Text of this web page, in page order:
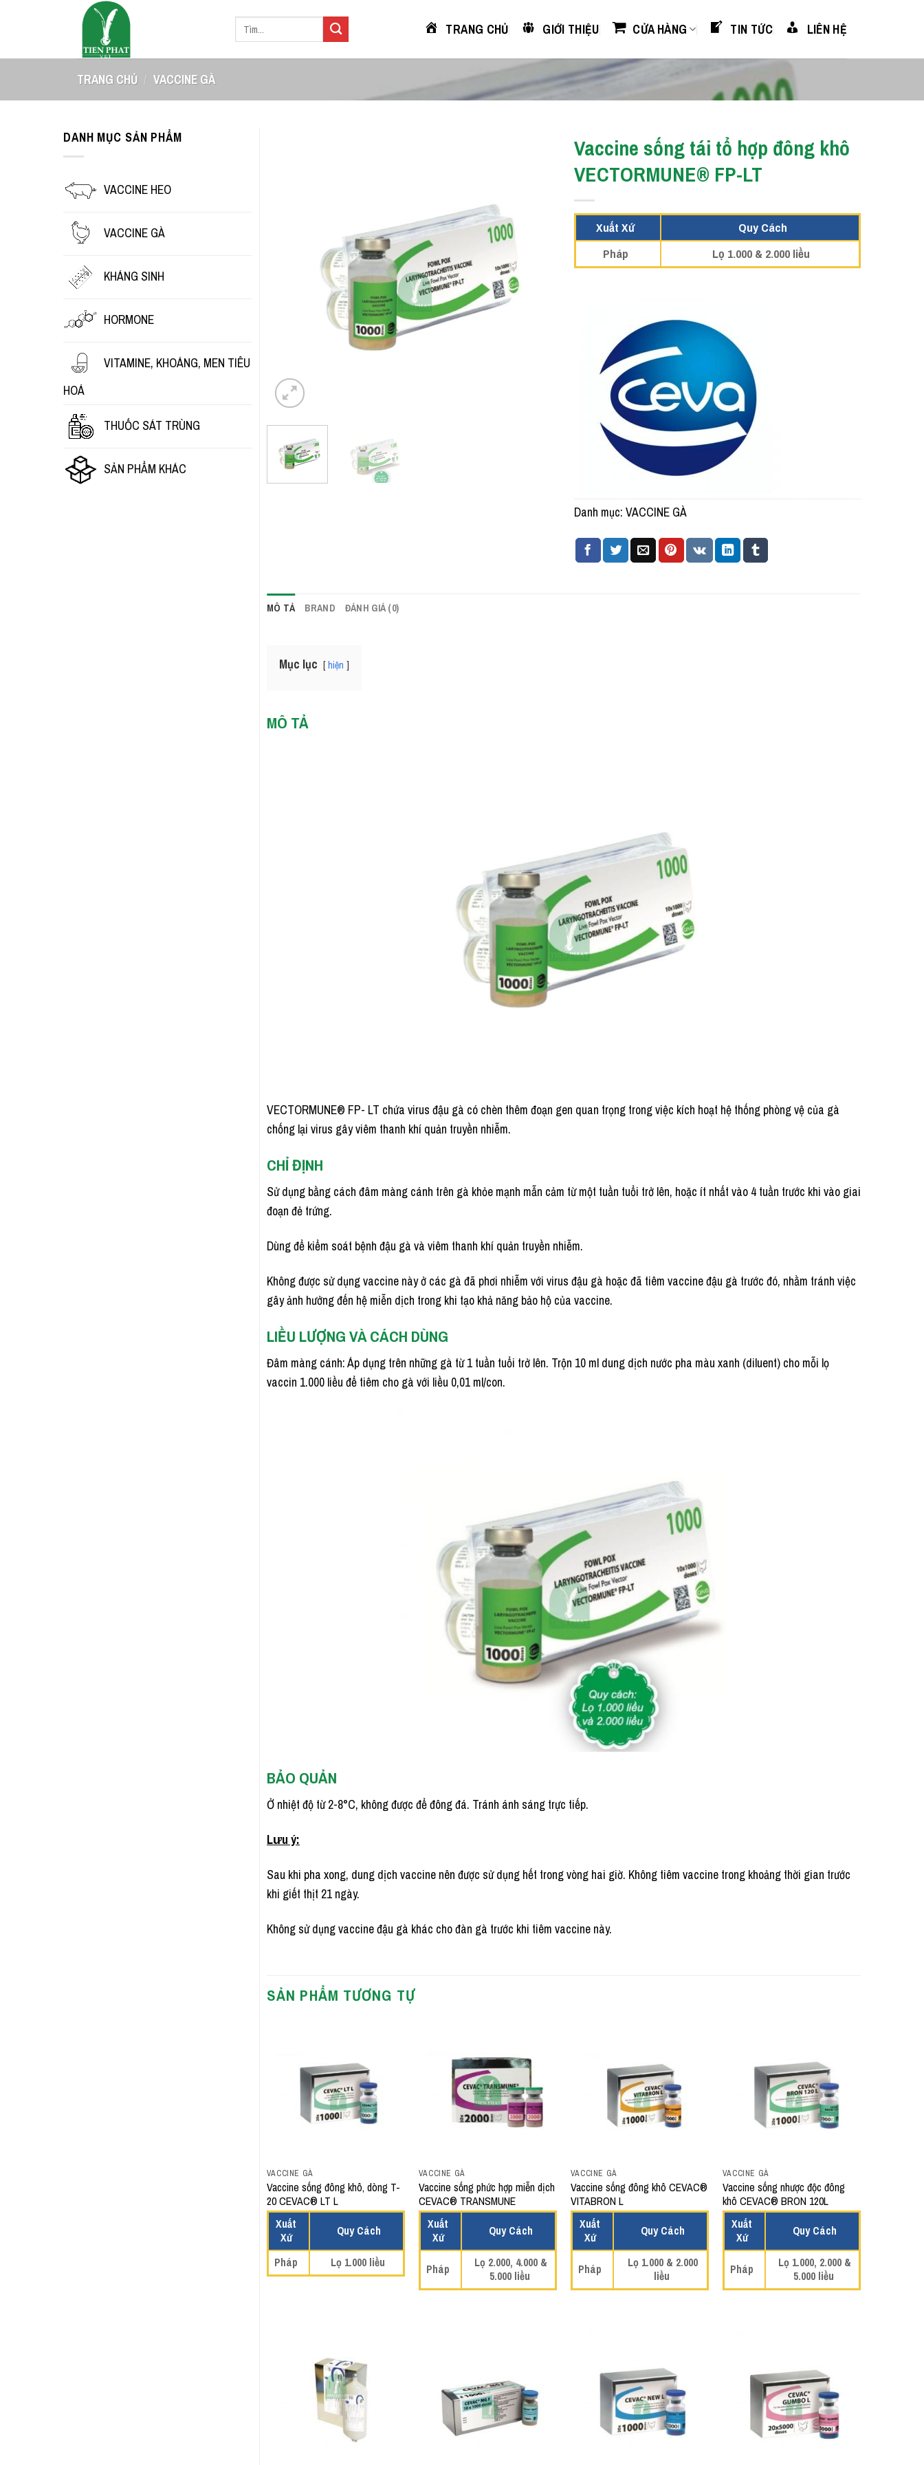
TRANG CHỦ GIỚI THIỆU CỬA HÀNG TIN TỨC LIÊN HỆ
TRANG CHỦ / VACCINE GÀ
DANH MỤC SẢN PHẨM
VACCINE HEO
VACCINE GÀ
KHÁNG SINH
HORMONE
VITAMINE, KHOÁNG, MEN TIÊU
HOÁ
THUỐC SÁT TRÙNG
SẢN PHẨM KHÁC
Vaccine sống tái tổ hợp đông khô
VECTORMUNE® FP-LT
Xuất Xứ
Quy Cách
Pháp
Lọ 1.000 & 2.000 liều
Danh mục: VACCINE GÀ
MÔ TẢ BRAND ĐÁNH GIÁ (0)
Mục lục hiện
MÔ TẢ
VECTORMUNE® FP- LT chứa virus đậu gà có chèn thêm đoạn gen quan trọng trong việc kích hoạt hệ thống phòng vệ của gà
chống lại virus gây viêm thanh khí quản truyền nhiễm.
CHỈ ĐỊNH
Sử dụng bằng cách đâm màng cánh trên gà khỏe mạnh mẫn cảm từ một tuần tuổi trở lên, hoặc ít nhất vào 4 tuần trước khi vào giai
đoạn đẻ trứng.
Dùng để kiểm soát bệnh đậu gà và viêm thanh khí quản truyền nhiễm.
Không được sử dụng vaccine này ở các gà đã phơi nhiễm với virus đậu gà hoặc đã tiêm vaccine đậu gà trước đó, nhằm tránh việc
gây ảnh hưởng đến hệ miễn dịch trong khi tạo khả năng bảo hộ của vaccine.
LIỀU LƯỢNG VÀ CÁCH DÙNG
Đâm màng cánh: Áp dụng trên những gà từ 1 tuần tuổi trở lên. Trộn 10 ml dung dịch nước pha màu xanh (diluent) cho mỗi lọ
vaccin 1.000 liều để tiêm cho gà với liều 0,01 ml/con.
BẢO QUẢN
Ở nhiệt độ từ 2-8°C, không được để đông đá. Tránh ánh sáng trực tiếp.
Lưu ý:
Sau khi pha xong, dung dịch vaccine nên được sử dụng hết trong vòng hai giờ. Không tiêm vaccine trong khoảng thời gian trước
khi giết thịt 21 ngày.
Không sử dụng vaccine đậu gà khác cho đàn gà trước khi tiêm vaccine này.
SẢN PHẨM TƯƠNG TỰ
VACCINE GÀ
Vaccine sống đông khô, dòng T-
20 CEVAC® LT L
Xuất
Xứ
Quy Cách
Pháp Lọ 1.000 liều
VACCINE GÀ
Vaccine sống phức hợp miễn dịch
CEVAC® TRANSMUNE
Xuất
Xứ
Quy Cách
Pháp
Lọ 2.000, 4.000 &
5.000 liều
VACCINE GÀ
Vaccine sống đông khô CEVAC®
VITABRON L
Xuất
Xứ
Quy Cách
Pháp
Lọ 1.000 & 2.000
liều
VACCINE GÀ
Vaccine sống nhược độc đông
khô CEVAC® BRON 120L
Xuất
Xứ
Quy Cách
Pháp
Lọ 1.000, 2.000 &
5.000 liều